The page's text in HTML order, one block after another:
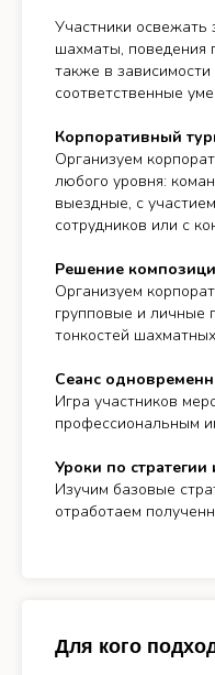
Участники освежать
шахматы, поведения
также в
соответственные
Корпоративный
Организуем
любого уровня:
выездные, с
сотрудников или с
Решение
Организуем
групповые и личные
тонкостей
Сеанс
Игра участников
профессиональным
Уроки по стратегии
Изучим базовые
отработаем
Для кого